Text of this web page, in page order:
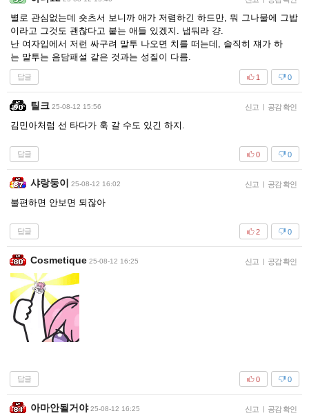
별로 관심없는데 숏츠서 보니까 애가 저렴하긴 하드만, 뭐 그나물에 그밥
이라고 그것도 괜찮다고 붙는 애들 있겠지. 냅둬라 걍.
난 여자입에서 저런 싸구려 말투 나오면 치를 떠는데, 솔직히 쟤가 하
는 말투는 음담패설 같은 것과는 성질이 다름.
답글 0
1
틸크 25-08-12 15:56 신고 | 공감 확인
김민아처럼 선 타다가 훅 갈 수도 있긴 하지.
답글 0
0
샤랑둥이 25-08-12 16:02 신고 | 공감 확인
불편하면 안보면 되잖아
답글 0
2
Cosmetique 25-08-12 16:25 신고 | 공감 확인
답글 0
0
아마안될거야 25-08-12 16:25 신고 | 공감 확인